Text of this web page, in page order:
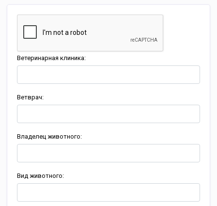
Ветеринарная клиника:
Ветврач:
Владелец животного:
Вид животного: